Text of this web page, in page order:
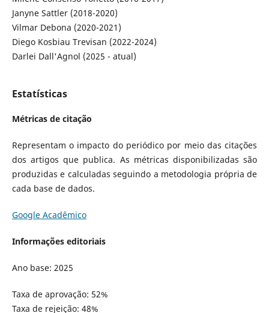
Janyne Sattler (2018-2020)
Vilmar Debona (2020-2021)
Diego Kosbiau Trevisan (2022-2024)
Darlei Dall'Agnol (2025 - atual)
Estatísticas
Métricas de citação
Representam o impacto do periódico por meio das citações
dos artigos que publica. As métricas disponibilizadas são
produzidas e calculadas seguindo a metodologia própria de
cada base de dados.
Google Acadêmico
Informações editoriais
Ano base: 2025
Taxa de aprovação: 52%
Taxa de rejeição: 48%